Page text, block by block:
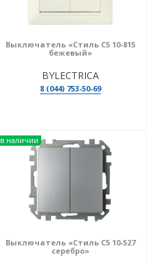
Выключатель «Стиль С5 10-815
бежевый»
BYLECTRICA
8 (044) 753-50-69
в наличии
Выключатель «Стиль С5 10-527
серебро»